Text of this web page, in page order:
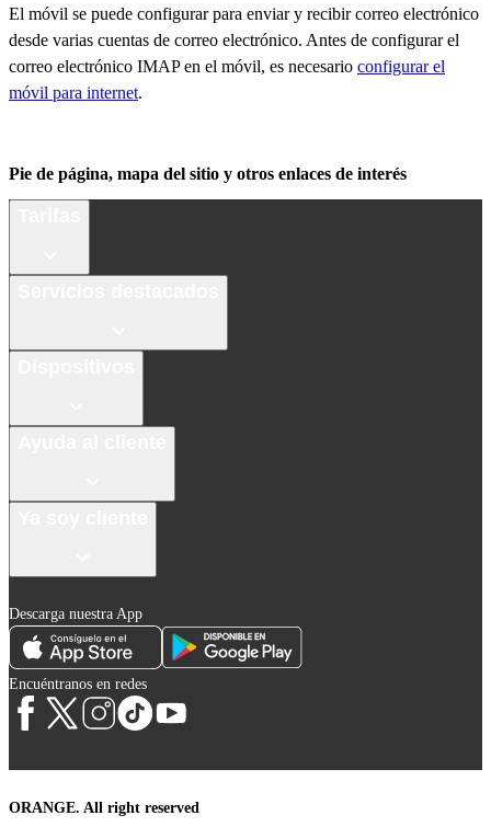
El móvil se puede configurar para enviar y recibir correo electrónico
desde varias cuentas de correo electrónico. Antes de configurar el
correo electrónico IMAP en el móvil, es necesario configurar el
móvil para internet.
Pie de página, mapa del sitio y otros enlaces de interés
Descarga nuestra App
Encuéntranos en redes
ORANGE. All right reserved